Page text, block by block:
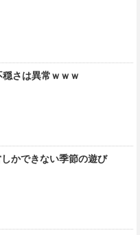
穏さは異常ｗｗｗ
しかできない季節の遊び